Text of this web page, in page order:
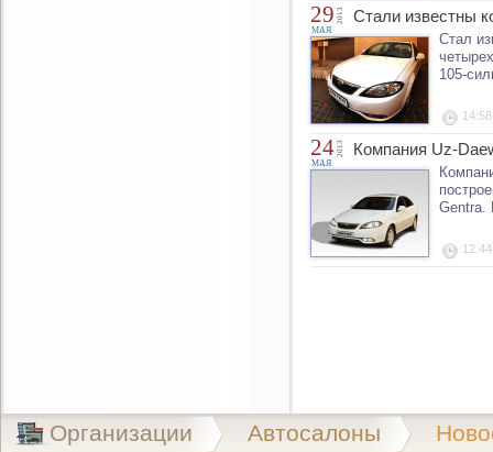
29
МАЯ
2013 Стали известны
Стал
105-
14:58
24
МАЯ
2013 Компания Uz-
Gentra.
12:44
Организации Автосалоны